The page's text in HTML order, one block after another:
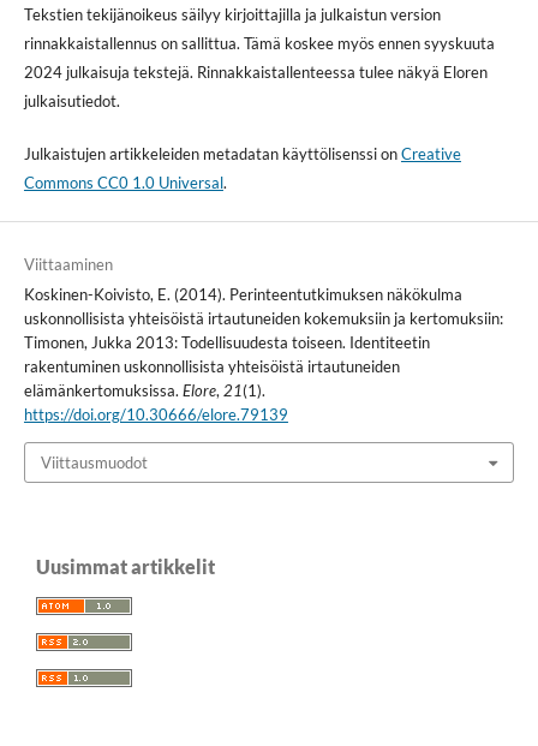
Tekstien tekijänoikeus säilyy kirjoittajilla ja julkaistun version
rinnakkaistallennus on sallittua. Tämä koskee myös ennen syyskuuta
2024 julkaisuja tekstejä. Rinnakkaistallenteessa tulee näkyä Eloren
julkaisutiedot.
Julkaistujen artikkeleiden metadatan käyttölisenssi onCreative
Commons CC0 1.0 Universal.
Viittaaminen
Koskinen-Koivisto, E. (2014). Perinteentutkimuksen näkökulma
uskonnollisista yhteisöistä irtautuneiden kokemuksiin ja kertomuksiin:
Timonen, Jukka 2013: Todellisuudesta toiseen. Identiteetin
rakentuminen uskonnollisista yhteisöistä irtautuneiden
elämänkertomuksissa. Elore, 21(1).
https://doi.org/10.30666/elore.79139
Viittausmuodot
Uusimmat artikkelit